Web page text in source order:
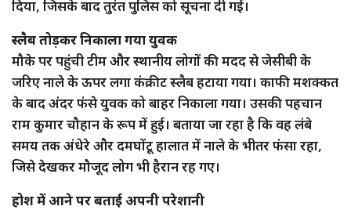
दिया, जिसके बाद तुरंत पुलिस को सूचना दी गई।
स्लैब तोड़कर निकाला गया युवक
मौके पर पहुंची टीम और स्थानीय लोगों की मदद से जेसीबी के
जरिए नाले के ऊपर लगा कंक्रीट स्लैब हटाया गया। काफी मशक्कत
के बाद अंदर फंसे युवक को बाहर निकाला गया। उसकी पहचान
राम कुमार चौहान के रूप में हुई। बताया जा रहा है कि वह लंबे
समय तक अंधेरे और दमघोंटू हालात में नाले के भीतर फंसा रहा,
जिसे देखकर मौजूद लोग भी हैरान रह गए।
होश में आने पर बताई अपनी परेशानी